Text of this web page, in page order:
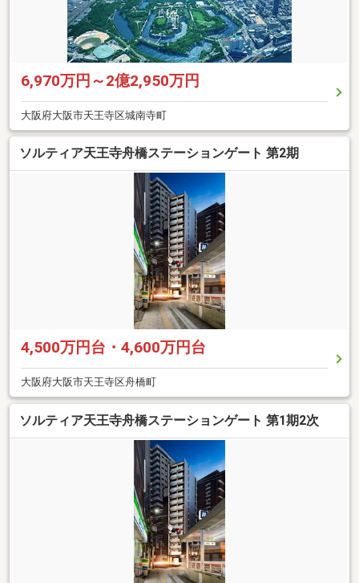
6,970万円～2億2,950万円
大阪府大阪市天王寺区城南寺町
ソルティア天王寺舟橋ステーションゲート 第2期
4,500万円台・4,600万円台
大阪府大阪市天王寺区舟橋町
ソルティア天王寺舟橋ステーションゲート 第1期2次